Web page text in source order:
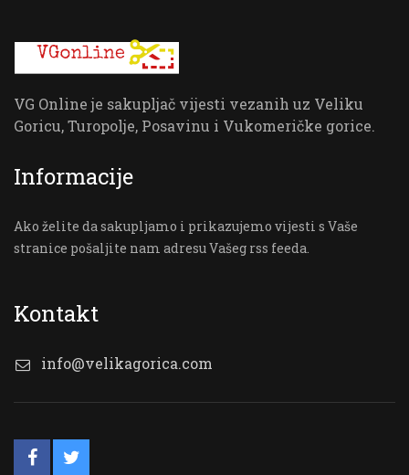
VG Online je sakupljač vijesti vezanih uz Veliku
Goricu, Turopolje, Posavinu i Vukomeričke gorice.
Informacije
Ako želite da sakupljamo i prikazujemo vijesti s Vaše
stranice pošaljite nam adresu Vašeg rss feeda.
Kontakt
info@velikagorica.com